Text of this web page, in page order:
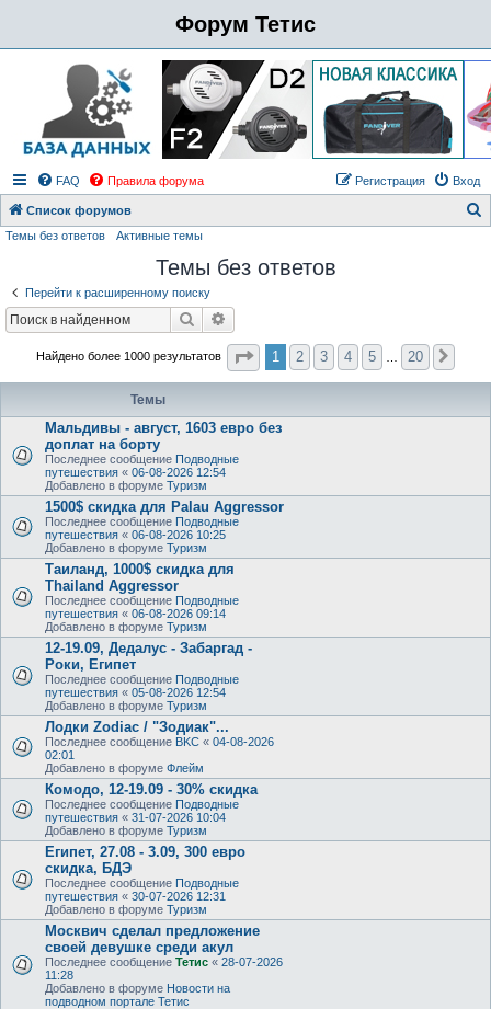
Форум Тетис
FAQ Правила форума Вход
Регистрация
Список форумов
Темы без ответов Активные темы
Темы без ответов
Перейти к расширенному поиску
Поиск
Найдено более 1000 результатов Страница1 из
1 2 3 4 5 20
Темы
Мальдивы - август, 1603 евро без
доплат на борту
Последнее сообщение Подводные
путешествия « 06-08-2026 12:54
Добавлено в форуме Туризм
1500$ скидка для Palau Aggressor
Последнее сообщение Подводные
путешествия « 06-08-2026 10:25
Добавлено в форуме Туризм
Таиланд, 1000$ скидка для
Thailand Aggressor
Последнее сообщение Подводные
путешествия « 06-08-2026 09:14
Добавлено в форуме Туризм
12-19.09, Дедалус - Забаргад -
Роки, Египет
Последнее сообщение Подводные
путешествия « 05-08-2026 12:54
Добавлено в форуме Туризм
Лодки Zodiac / "Зодиак"...
Последнее сообщение BKC « 04-08-2026
02:01
Добавлено в форуме Флейм
Комодо, 12-19.09 - 30% скидка
Последнее сообщение Подводные
путешествия « 31-07-2026 10:04
Добавлено в форуме Туризм
Египет, 27.08 - 3.09, 300 евро
скидка, БДЭ
Последнее сообщение Подводные
путешествия « 30-07-2026 12:31
Добавлено в форуме Туризм
Москвич сделал предложение
своей девушке среди акул
Последнее сообщение Тетис « 28-07-2026
11:28
Добавлено в форуме Новости на
подводном портале Тетис